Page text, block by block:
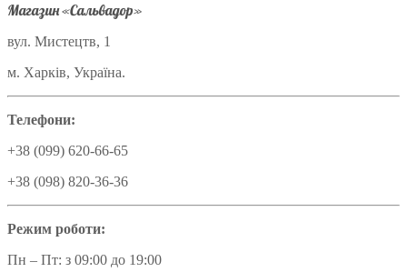
Магазин «Сальвадор»
вул. Мистецтв, 1
м. Харків, Україна.
Телефони:
+38 (099) 620-66-65
+38 (098) 820-36-36
Режим роботи:
Пн – Пт: з 09:00 до 19:00